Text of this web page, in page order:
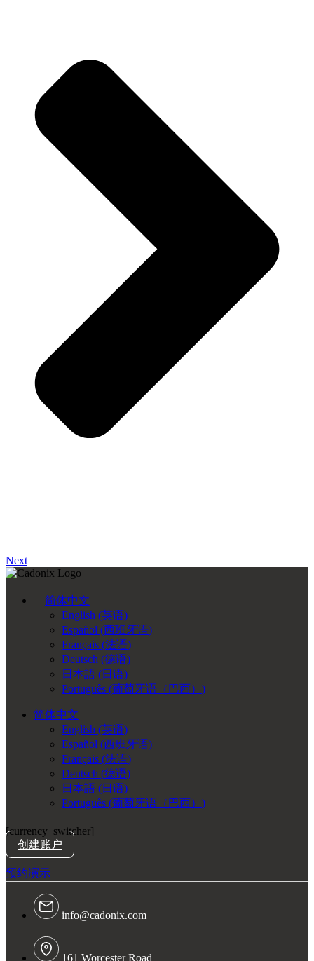
Next
简体中文
English (英语)
Español (西班牙语)
Français (法语)
Deutsch (德语)
日本語 (日语)
Português (葡萄牙语（巴西） )
简体中文
English (英语)
Español (西班牙语)
Français (法语)
Deutsch (德语)
日本語 (日语)
Português (葡萄牙语（巴西） )
[currency_switcher]
创建账户
预约演示
info@cadonix.com
161 Worcester Road